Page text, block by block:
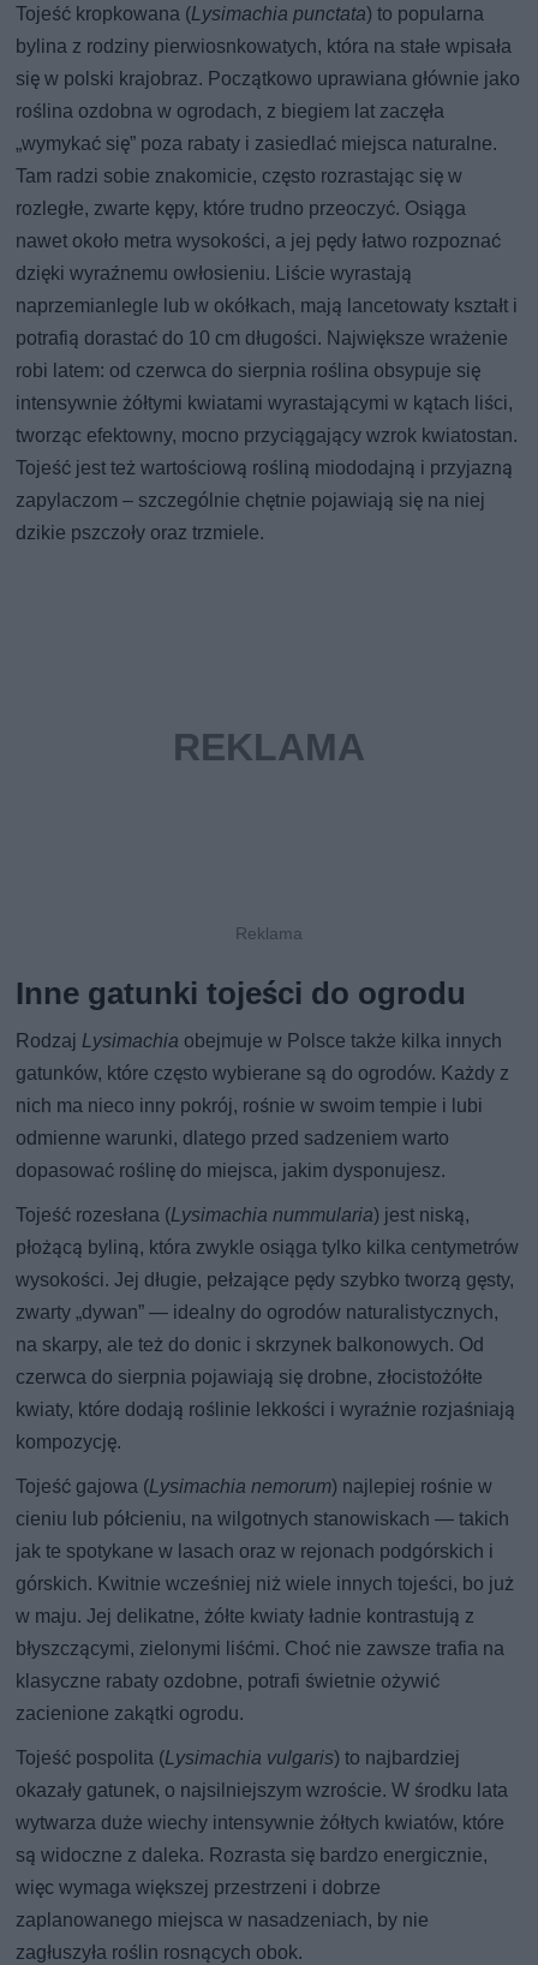
Tojeść kropkowana (Lysimachia punctata) to popularna
bylina z rodziny pierwiosnkowatych, która na stałe wpisała
się w polski krajobraz. Początkowo uprawiana głównie jako
roślina ozdobna w ogrodach, z biegiem lat zaczęła
„wymykać się” poza rabaty i zasiedlać miejsca naturalne.
Tam radzi sobie znakomicie, często rozrastając się w
rozległe, zwarte kępy, które trudno przeoczyć. Osiąga
nawet około metra wysokości, a jej pędy łatwo rozpoznać
dzięki wyraźnemu owłosieniu. Liście wyrastają
naprzemianlegle lub w okółkach, mają lancetowaty kształt i
potrafią dorastać do 10 cm długości. Największe wrażenie
robi latem: od czerwca do sierpnia roślina obsypuje się
intensywnie żółtymi kwiatami wyrastającymi w kątach liści,
tworząc efektowny, mocno przyciągający wzrok kwiatostan.
Tojeść jest też wartościową rośliną miododajną i przyjazną
zapylaczom – szczególnie chętnie pojawiają się na niej
dzikie pszczoły oraz trzmiele.
Inne gatunki tojeści do ogrodu
Rodzaj Lysimachia obejmuje w Polsce także kilka innych
gatunków, które często wybierane są do ogrodów. Każdy z
nich ma nieco inny pokrój, rośnie w swoim tempie i lubi
odmienne warunki, dlatego przed sadzeniem warto
dopasować roślinę do miejsca, jakim dysponujesz.
Tojeść rozesłana (Lysimachia nummularia) jest niską,
płożącą byliną, która zwykle osiąga tylko kilka centymetrów
wysokości. Jej długie, pełzające pędy szybko tworzą gęsty,
zwarty „dywan” — idealny do ogrodów naturalistycznych,
na skarpy, ale też do donic i skrzynek balkonowych. Od
czerwca do sierpnia pojawiają się drobne, złocistożółte
kwiaty, które dodają roślinie lekkości i wyraźnie rozjaśniają
kompozycję.
Tojeść gajowa (Lysimachia nemorum) najlepiej rośnie w
cieniu lub półcieniu, na wilgotnych stanowiskach — takich
jak te spotykane w lasach oraz w rejonach podgórskich i
górskich. Kwitnie wcześniej niż wiele innych tojeści, bo już
w maju. Jej delikatne, żółte kwiaty ładnie kontrastują z
błyszczącymi, zielonymi liśćmi. Choć nie zawsze trafia na
klasyczne rabaty ozdobne, potrafi świetnie ożywić
zacienione zakątki ogrodu.
Tojeść pospolita (Lysimachia vulgaris) to najbardziej
okazały gatunek, o najsilniejszym wzroście. W środku lata
wytwarza duże wiechy intensywnie żółtych kwiatów, które
są widoczne z daleka. Rozrasta się bardzo energicznie,
więc wymaga większej przestrzeni i dobrze
zaplanowanego miejsca w nasadzeniach, by nie
zagłuszyła roślin rosnących obok.